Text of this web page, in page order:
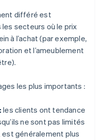
différé est
secteurs où le prix
à l’achat (par exemple,
et l’ameublement
les plus importants :
les clients ont tendance
ne sont pas limités
généralement plus